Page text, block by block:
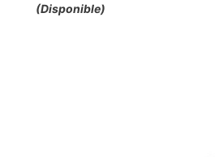
(Disponible)